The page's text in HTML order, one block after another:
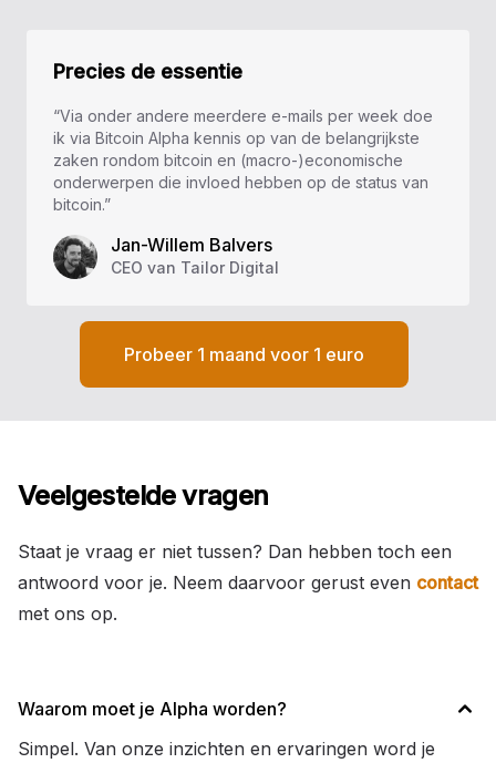
Precies de essentie
“Via onder andere meerdere e-mails per week doe
ik via Bitcoin Alpha kennis op van de belangrijkste
zaken rondom bitcoin en (macro-)economische
onderwerpen die invloed hebben op de status van
bitcoin.”
Jan-Willem Balvers
CEO van Tailor Digital
Probeer 1 maand voor 1 euro
Veelgestelde vragen
Staat je vraag er niet tussen? Dan hebben toch een
antwoord voor je. Neem daarvoor gerust even contact
met ons op.
Waarom moet je Alpha worden?
Simpel. Van onze inzichten en ervaringen word je